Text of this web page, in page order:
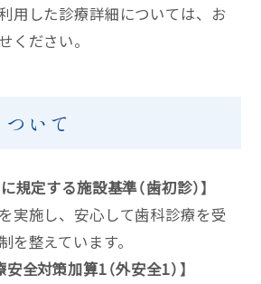
用した診療詳細については、お
ください。
いて
規定する施設基準（歯初診）】
実施し、安心して歯科診療を受
を整えています。
全対策加算1（外安全1）】